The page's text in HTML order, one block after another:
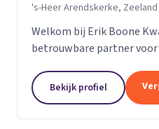
's-Heer Arendskerke, Zeeland
Welkom bij Erik Boone
betrouwbare partner
gespecialiseerd in de
soorten...
Bekijk profiel